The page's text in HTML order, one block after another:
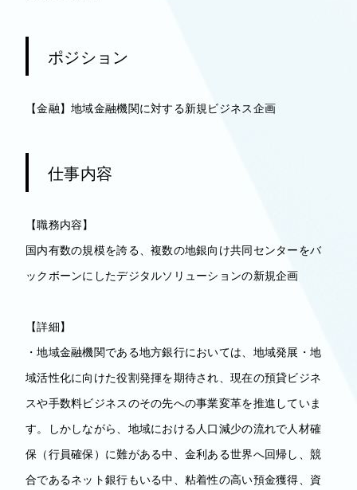
ポジション
【金融】地域金融機関に対する新規ビジネス企画
仕事内容
【職務内容】
国内有数の規模を誇る、複数の地銀向け共同センターをバ
ックボーンにしたデジタルソリューションの新規企画
【詳細】
・地域金融機関である地方銀行においては、地域発展・地
域活性化に向けた役割発揮を期待され、現在の預貸ビジネ
スや手数料ビジネスのその先への事業変革を推進していま
す。しかしながら、地域における人口減少の流れで人材確
保（行員確保）に難がある中、金利ある世界へ回帰し、競
合であるネット銀行もいる中、粘着性の高い預金獲得、資